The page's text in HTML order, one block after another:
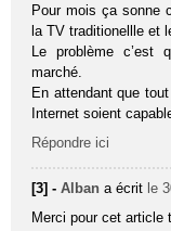
Pour mois ça sonne
la TV traditionellle et
Le problème
marché.
En attendant que
Internet soient
Répondre ici
[3] -Alban a écrit le
Merci pour cet article